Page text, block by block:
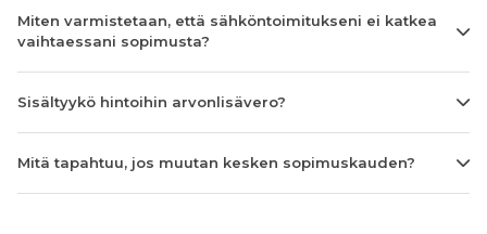
Miten varmistetaan, että sähköntoimitukseni ei katkea
vaihtaessani sopimusta?
Sisältyykö hintoihin arvonlisävero?
Mitä tapahtuu, jos muutan kesken sopimuskauden?